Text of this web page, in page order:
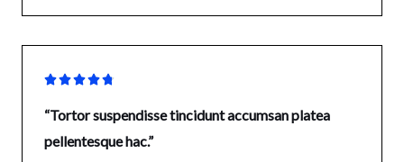

“Tortor suspendisse tincidunt accumsan platea
pellentesque hac.”